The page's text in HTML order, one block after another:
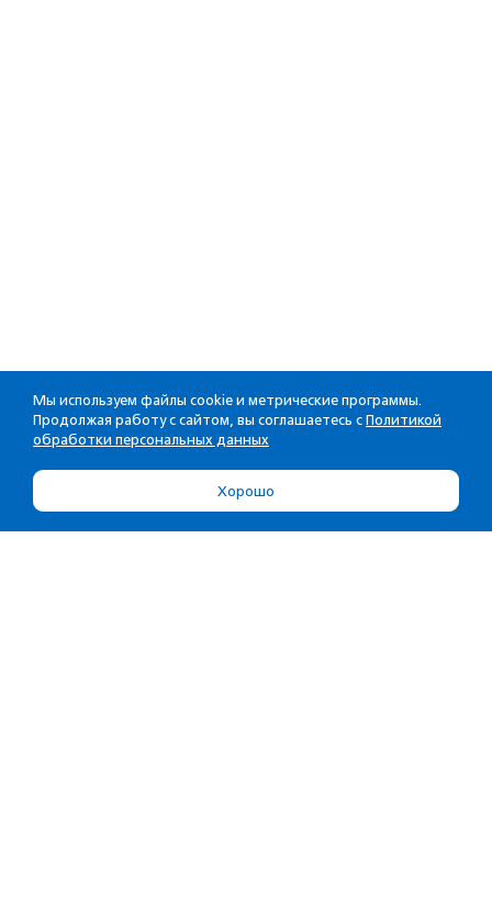
Мы используем файлы cookie и метрические программы.
Продолжая работу с сайтом, вы соглашаетесь с Политикой
обработки персональных данных
Хорошо